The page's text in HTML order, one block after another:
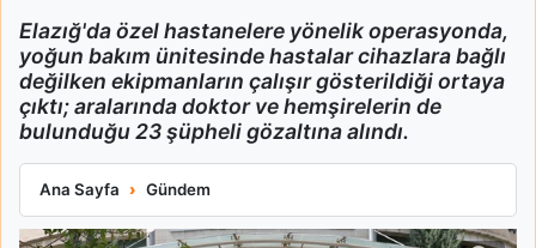
Elazığ'da özel hastanelere yönelik operasyonda,
yoğun bakım ünitesinde hastalar cihazlara bağlı
değilken ekipmanların çalışır gösterildiği ortaya
çıktı; aralarında doktor ve hemşirelerin de
bulunduğu 23 şüpheli gözaltına alındı.
Ana Sayfa Gündem
Elazığ'da Özel Hastane Operasyonu 23 Şüpheli Gözaltında